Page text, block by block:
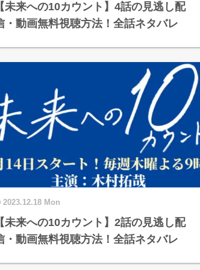
【未来への10カウント】4話の見逃し配
・動画無料視聴方法！全話ネタバレ
2023.12.18 Mon
【未来への10カウント】2話の見逃し配
・動画無料視聴方法！全話ネタバレ